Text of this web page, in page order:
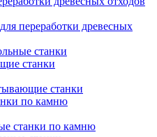
переработки древесных
станки
станки
станки
по камню
станки по камню